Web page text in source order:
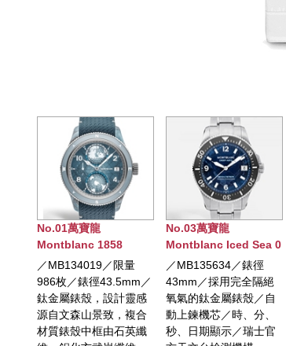
No.03萬寶龍
Montblanc Iced Sea 0
OXYGEN DEEP 4810
腕錶
／MB135634／錶徑
43mm／採用完全隔絕
氧氣的鈦金屬錶殼／自
動上鍊機芯／時、分、
秒、日期顯示／瑞士官
No.04萬寶龍
Montblanc Iced Sea
日期顯示自動腕錶0
OXYGEN 特別版
／MB134017／錶徑
41mm／採用完全隔絕
氧氣的仿舊精鋼錶殼，
配備內嵌黑色陶瓷的單
向旋轉錶圈／自動上鍊